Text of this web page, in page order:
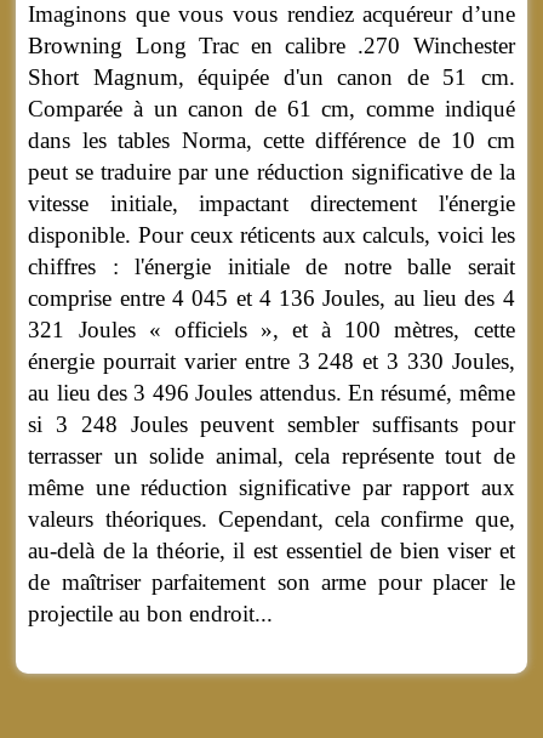
Imaginons que vous vous rendiez acquéreur d’une
Browning Long Trac en calibre .270 Winchester
Short Magnum, équipée d'un canon de 51 cm.
Comparée à un canon de 61 cm, comme indiqué
dans les tables Norma, cette différence de 10 cm
peut se traduire par une réduction significative de la
vitesse initiale, impactant directement l'énergie
disponible. Pour ceux réticents aux calculs, voici les
chiffres : l'énergie initiale de notre balle serait
comprise entre 4 045 et 4 136 Joules, au lieu des 4
321 Joules « officiels », et à 100 mètres, cette
énergie pourrait varier entre 3 248 et 3 330 Joules,
au lieu des 3 496 Joules attendus. En résumé, même
si 3 248 Joules peuvent sembler suffisants pour
terrasser un solide animal, cela représente tout de
même une réduction significative par rapport aux
valeurs théoriques. Cependant, cela confirme que,
au-delà de la théorie, il est essentiel de bien viser et
de maîtriser parfaitement son arme pour placer le
projectile au bon endroit...